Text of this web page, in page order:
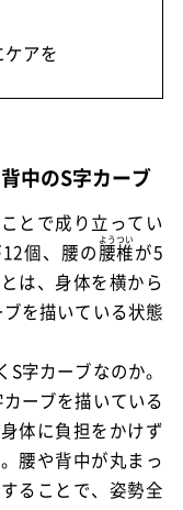
アを
中のS字カーブ
とで成り立ってい
12個、腰の 腰椎
ようつい
が5
は、身体を横から
を描いている状態
字カーブなのか。
ーブを描いている
体に負担をかけず
腰や背中が丸まっ
ることで、姿勢全